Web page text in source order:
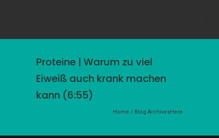
Proteine | Warum zu viel
Eiweiß auch krank machen
kann (6:55)
Home / Blog ArchivesHere